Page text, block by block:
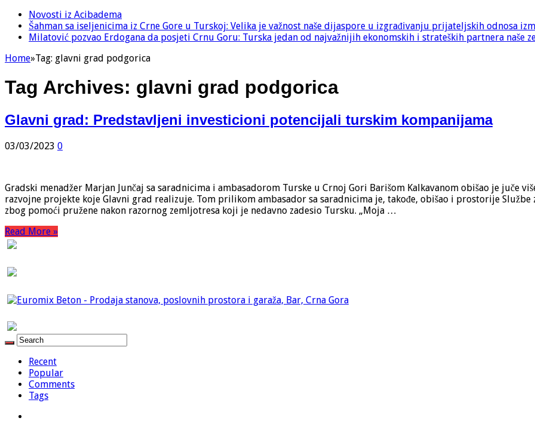
Novosti iz Acibadema
Šahman sa iseljenicima iz Crne Gore u Turskoj: Velika je važnost naše dijaspore u izgrađivanju prijateljskih odnosa
Milatović pozvao Erdogana da posjeti Crnu Goru: Turska jedan od najvažnijih ekonomskih i strateških partnera naše
Home»Tag: glavni grad podgorica
Tag Archives: glavni grad podgorica
Glavni grad: Predstavljeni investicioni potencijali turskim kompanijama
03/03/2023 0
Gradski menadžer Marjan Junčaj sa saradnicima i ambasadorom Turske u Crnoj Gori Barišom Kalkavanom obišao je juče
razvojne projekte koje Glavni grad realizuje. Tom prilikom ambasador sa saradnicima je, takođe, obišao i prostorije Službe
zbog pomoći pružene nakon razornog zemljotresa koji je nedavno zadesio Tursku. „Moja …
Read More »
Recent
Popular
Comments
Tags